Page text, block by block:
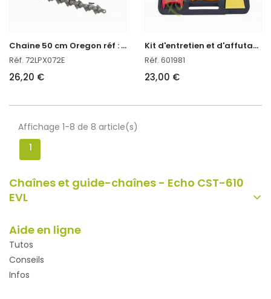
C
haine 50 cm Oregon réf : 72LPX072E
Réf. 72LPX072E
26,20 €
K
it d'entretien et d'affutage Tronçonneuse Oregon réf. 601981 en stock
Réf. 601981
23,00 €
Affichage 1-8 de 8 article(s)
1
Chaînes et guide-chaînes - Echo CST-610
EVL
Aide en ligne
Tutos
Conseils
Infos